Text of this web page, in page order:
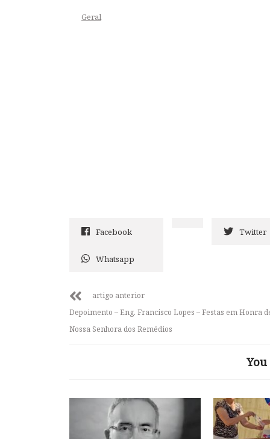
Geral
Facebook Twitter
Whatsapp
artigo anterior
Depoimento – Eng. Francisco Lopes – Festas em Honra
Nossa Senhora dos Remédios